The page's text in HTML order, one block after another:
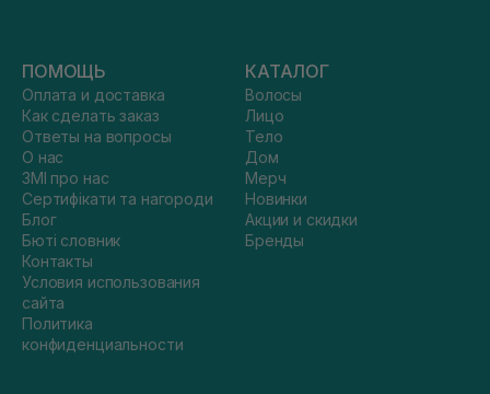
ПОМОЩЬ
Оплата и доставка
Как сделать заказ
Ответы на вопросы
О нас
ЗМІ про нас
Сертифікати та нагороди
Блог
Бюті словник
Контакты
Условия использования
сайта
Политика
конфиденциальности
КАТАЛОГ
Волосы
Лицо
Тело
Дом
Мерч
Новинки
Акции и скидки
Бренды